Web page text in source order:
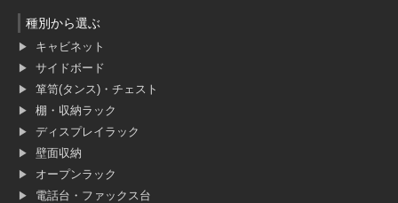
種別から選ぶ
キャビネット
サイドボード
箪笥(タンス)・チェスト
棚・収納ラック
ディスプレイラック
壁面収納
オープンラック
電話台・ファックス台